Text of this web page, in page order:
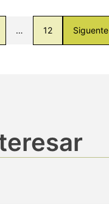
… 12 Siguente